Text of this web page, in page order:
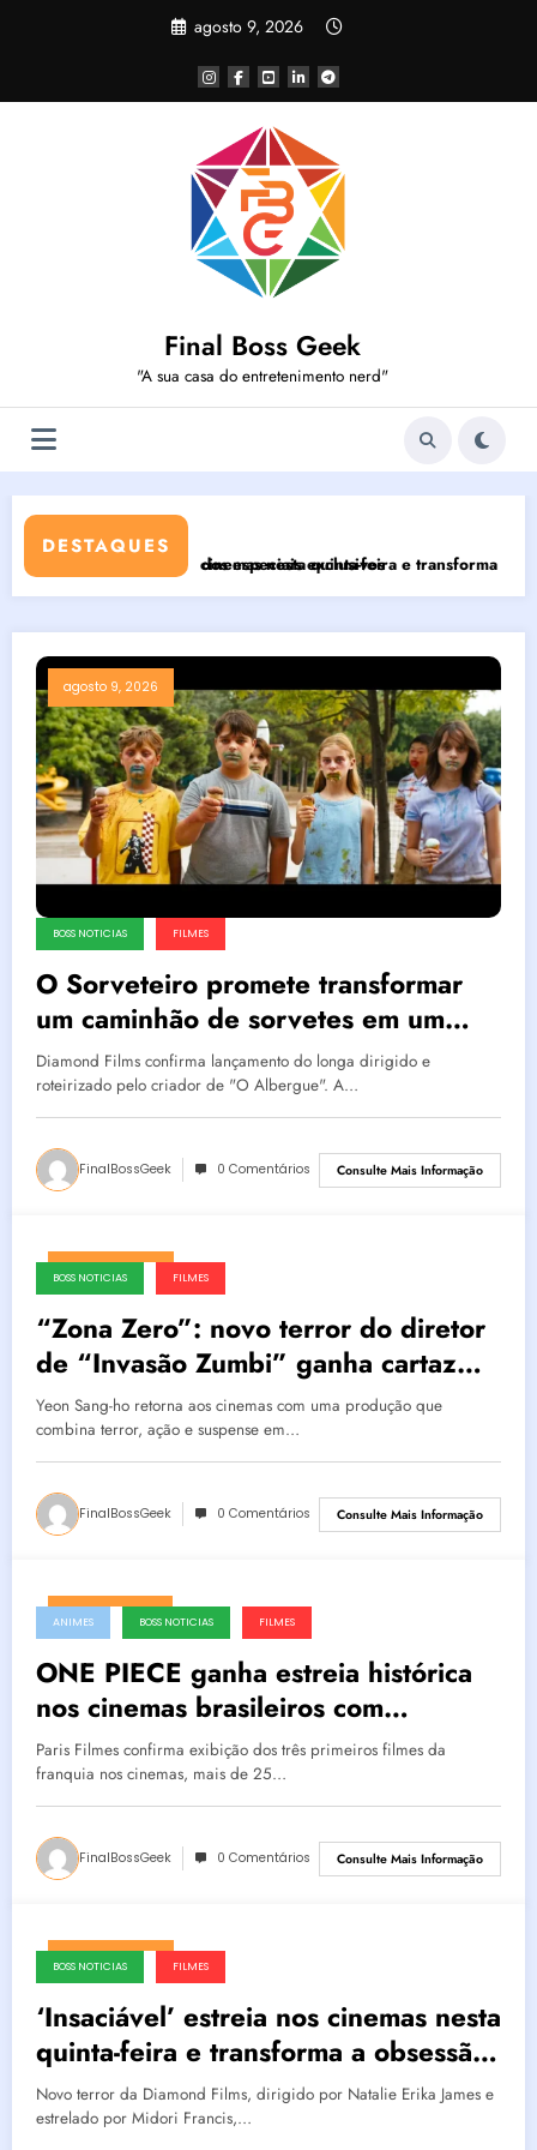
agosto 9, 2026
Final Boss Geek
"A sua casa do entretenimento nerd"
DESTAQUES
e conteúdos especiais exclusivos
estreia nos cinemas nesta quinta-feira e transforma a obsessão
Insaciável
agosto 9, 2026
BOSS NOTICIAS FILMES
O Sorveteiro promete transformar
um caminhão de sorvetes em um
verdadeiro pesadelo; terror de Eli
Roth estreia em setembro
Diamond Films confirma lançamento do longa dirigido e
roteirizado pelo criador de "O Albergue". A…
FinalBossGeek 0 Comentários Consulte Mais Informação
agosto 8, 2026
BOSS NOTICIAS FILMES
“Zona Zero”: novo terror do diretor
de “Invasão Zumbi” ganha cartaz
oficial e promete reinventar o
gênero com vírus mutante letal
Yeon Sang-ho retorna aos cinemas com uma produção que
combina terror, ação e suspense em…
FinalBossGeek 0 Comentários Consulte Mais Informação
agosto 7, 2026
ANIMES BOSS NOTICIAS FILMES
ONE PIECE ganha estreia histórica
nos cinemas brasileiros com
dublagem inédita e conteúdos
especiais exclusivos
Paris Filmes confirma exibição dos três primeiros filmes da
franquia nos cinemas, mais de 25…
FinalBossGeek 0 Comentários Consulte Mais Informação
agosto 6, 2026
BOSS NOTICIAS FILMES
‘Insaciável’ estreia nos cinemas nesta
quinta-feira e transforma a obsessão
pela magreza em um perturbador
pesadelo de body horror
Novo terror da Diamond Films, dirigido por Natalie Erika James e
estrelado por Midori Francis,…